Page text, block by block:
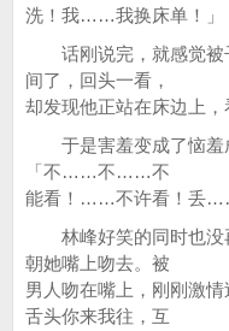
洗！我……我换床单！」
话刚说完，就感觉被
间了，回头一看，
却发现他正站在床边上，
于是害羞变成了恼羞
「不……不……不
能看！……不许看！丢
林峰好笑的同时也没
朝她嘴上吻去。被
男人吻在嘴上，刚刚激
舌头你来我往，互